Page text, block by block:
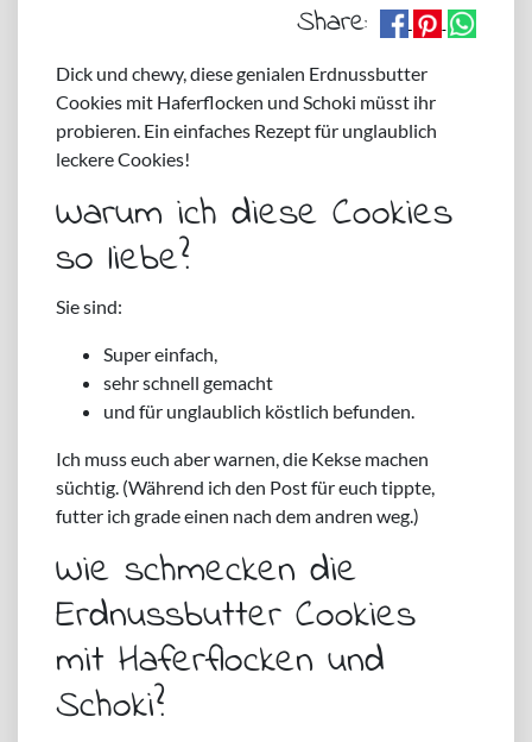
Share:
Dick und chewy, diese genialen Erdnussbutter
Cookies mit Haferflocken und Schoki müsst ihr
probieren. Ein einfaches Rezept für unglaublich
leckere Cookies!
Warum ich diese Cookies
so liebe?
Sie sind:
Super einfach,
sehr schnell gemacht
und für unglaublich köstlich befunden.
Ich muss euch aber warnen, die Kekse machen
süchtig. (Während ich den Post für euch tippte,
futter ich grade einen nach dem andren weg.)
Wie schmecken die
Erdnussbutter Cookies
mit Haferflocken und
Schoki?